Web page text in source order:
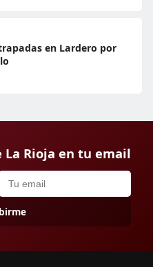
en Lardero por
La Rioja en tu email